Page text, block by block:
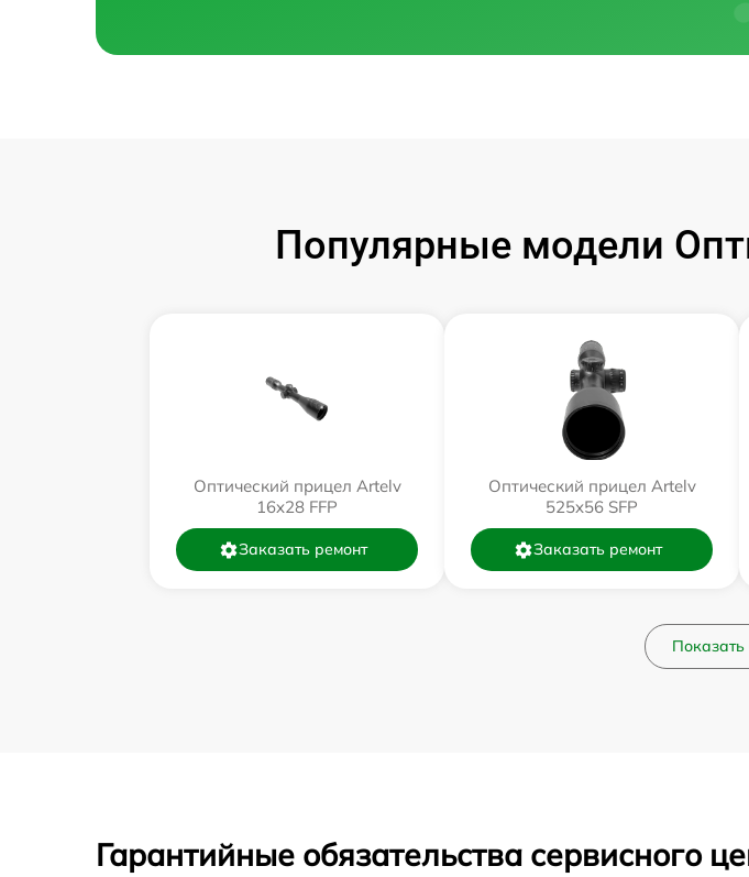
Популярные модели
Оптический прицел Artelv
16x28 FFP
Заказать ремонт
Оптический прицел Artelv
525x56 SFP
Заказать ремонт
Гарантийные обязательства сервисного